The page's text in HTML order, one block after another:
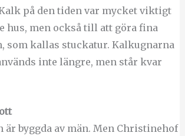
på den tiden var mycket viktigt
hus, men också till att göra fina
som kallas stuckatur. Kalkugnarna
inte längre, men står kvar
är byggda av män. Men Christinehof